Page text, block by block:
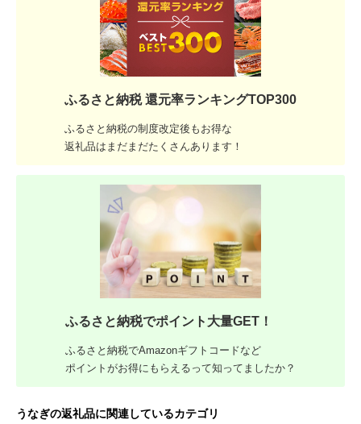
ふるさと納税 還元率ランキングTOP300
ふるさと納税の制度改定後もお得な
返礼品はまだまだたくさんあります！
ふるさと納税でポイント大量GET！
ふるさと納税でAmazonギフトコードなど
ポイントがお得にもらえるって知ってましたか？
うなぎの返礼品に関連しているカテゴリ